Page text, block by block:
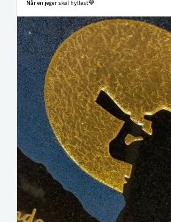
Når en jeger skal hyllest💙